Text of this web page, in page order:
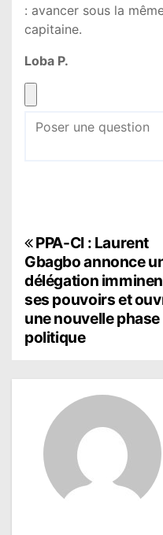
: avancer sous la
capitaine.
Loba P.
N
a
v
i
PPA-CI : Laurent
Gbagbo annonce
délégation
ses pouvoirs et
une nouvelle phase
politique